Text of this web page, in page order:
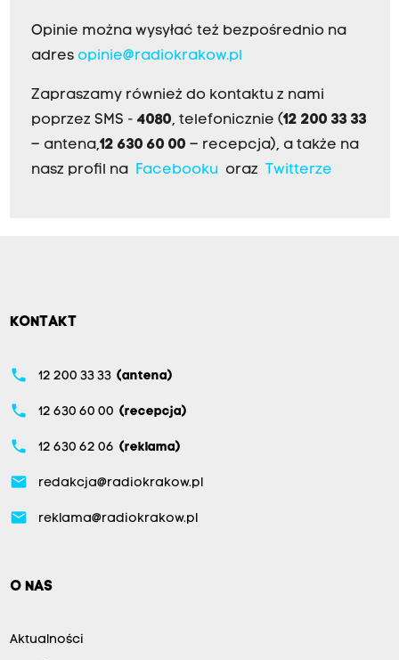
Opinie można wysyłać też bezpośrednio na
adres opinie@radiokrakow.pl
Zapraszamy również do kontaktu z nami
poprzez SMS - 4080, telefonicznie (12 200 33 33
– antena,12 630 60 00 – recepcja), a także na
nasz profil na
Facebookuoraz Twitterze
KONTAKT
phone 12 200 33 33 (antena)
phone 12 630 60 00 (recepcja)
phone 12 630 62 06 (reklama)
email redakcja@radiokrakow.pl
email reklama@radiokrakow.pl
O NAS
Aktualności